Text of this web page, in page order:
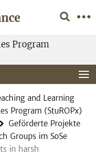
Program
and Learning
Program (StuROPx)
Geförderte Projekte
Groups im SoSe
in harsh